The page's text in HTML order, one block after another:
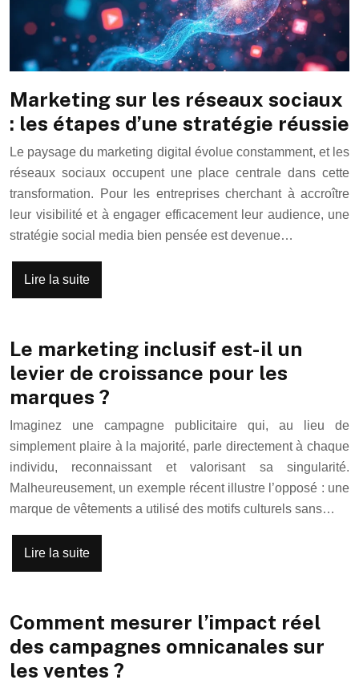
Marketing sur les réseaux sociaux
: les étapes d’une stratégie réussie
Le paysage du marketing digital évolue constamment, et les
réseaux sociaux occupent une place centrale dans cette
transformation. Pour les entreprises cherchant à accroître
leur visibilité et à engager efficacement leur audience, une
stratégie social media bien pensée est devenue…
Lire la suite
Le marketing inclusif est-il un
levier de croissance pour les
marques ?
Imaginez une campagne publicitaire qui, au lieu de
simplement plaire à la majorité, parle directement à chaque
individu, reconnaissant et valorisant sa singularité.
Malheureusement, un exemple récent illustre l’opposé : une
marque de vêtements a utilisé des motifs culturels sans…
Lire la suite
Comment mesurer l’impact réel
des campagnes omnicanales sur
les ventes ?